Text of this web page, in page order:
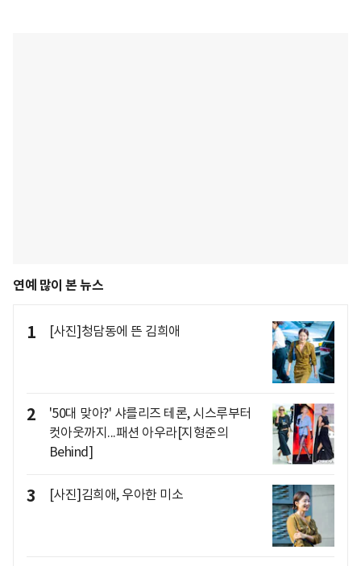
연예 많이 본 뉴스
1 [사진]청담동에 뜬 김희애
2
'50대 맞아?' 샤를리즈 테론, 시스루부터
컷아웃까지...패션 아우라[지형준의
Behind]
3 [사진]김희애, 우아한 미소